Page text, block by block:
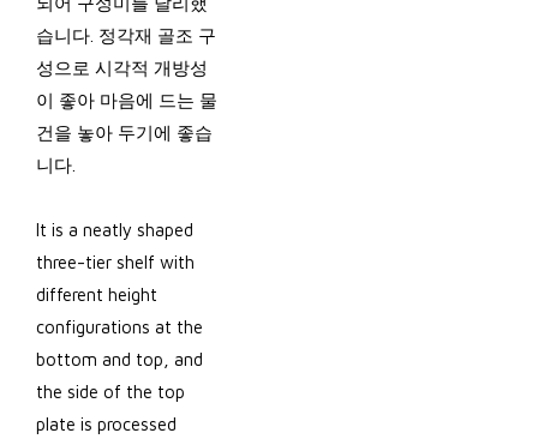
습니다. 정각재 골조 구
성으로 시각적 개방성
이 좋아 마음에 드는 물
건을 놓아 두기에 좋습
니다.
It is a neatly shaped
three-tier shelf with
different height
configurations at the
bottom and top, and
the side of the top
plate is processed